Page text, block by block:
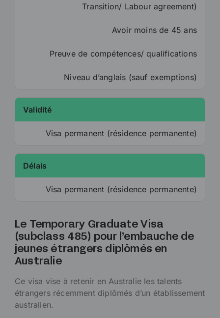
Transition/ Labour agreement)
Avoir moins de 45 ans
Preuve de compétences/ qualifications
Niveau d’anglais (sauf exemptions)
Validité
Visa permanent (résidence permanente)
Délais
Visa permanent (résidence permanente)
Le Temporary Graduate Visa
(subclass 485) pour l’embauche de
jeunes étrangers diplômés en
Australie
Ce visa vise à retenir en Australie les talents
étrangers récemment diplômés d’un établissement
australien.